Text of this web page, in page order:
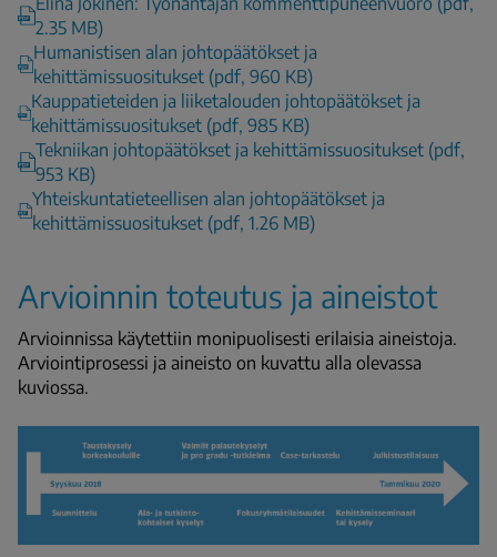
2.35 MB)
Humanistisen alan johtopäätökset ja
kehittämissuositukset (pdf, 960 KB)
Kauppatieteiden ja liiketalouden johtopäätökset ja
kehittämissuositukset (pdf, 985 KB)
Tekniikan johtopäätökset ja kehittämissuositukset (pdf,
953 KB)
Yhteiskuntatieteellisen alan johtopäätökset ja
kehittämissuositukset (pdf, 1.26 MB)
Arvioinnin toteutus ja aineistot
Arvioinnissa käytettiin monipuolisesti erilaisia aineistoja.
Arviointiprosessi ja aineisto on kuvattu alla olevassa
kuviossa.